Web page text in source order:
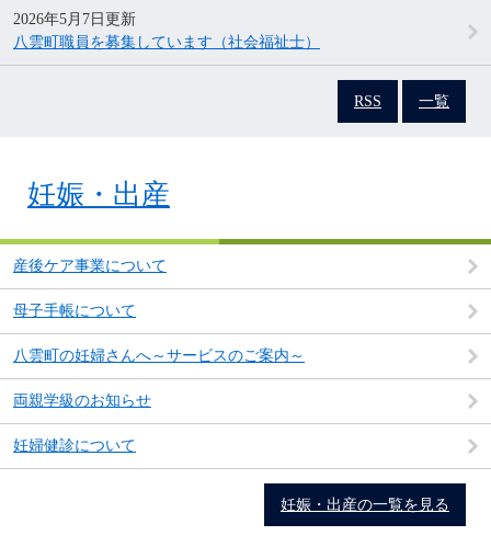
2026年5月7日更新
八雲町職員を募集しています（社会福祉士）
RSS 一覧
妊娠・出産
産後ケア事業について
母子手帳について
八雲町の妊婦さんへ～サービスのご案内～
両親学級のお知らせ
妊婦健診について
妊娠・出産の一覧を見る